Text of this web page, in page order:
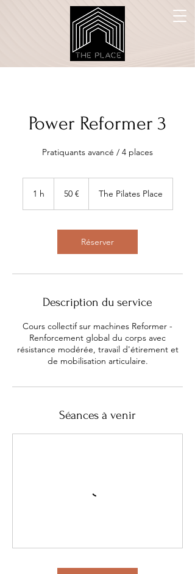
Power Reformer 3
Pratiquants avancé / 4 places
1 h 50 € The Pilates Place
Réserver
Description du service
Cours collectif sur machines Reformer -
Renforcement global du corps avec
résistance modérée, travail d'étirement et
de mobilisation articulaire.
Séances à venir